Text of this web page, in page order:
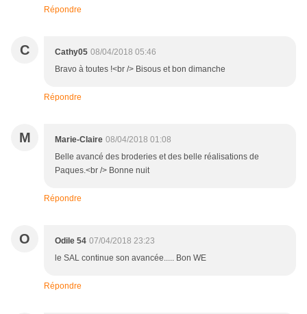
Répondre
C Cathy05 08/04/2018 05:46
Bravo à toutes !<br /> Bisous et bon dimanche
Répondre
M Marie-Claire 08/04/2018 01:08
Belle avancé des broderies et des belle réalisations de
Paques.<br /> Bonne nuit
Répondre
O Odile 54 07/04/2018 23:23
le SAL continue son avancée..... Bon WE
Répondre